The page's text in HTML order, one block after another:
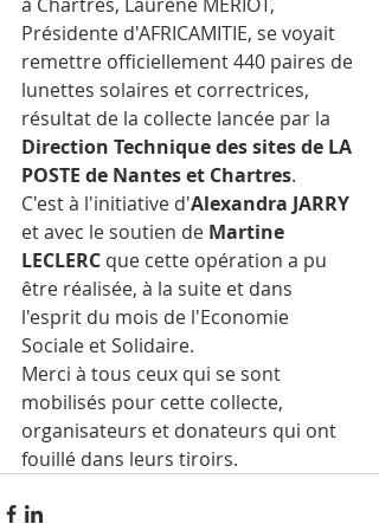
Présidente d'AFRICAMITIE, se voyait
remettre officiellement 440 paires de
lunettes solaires et correctrices,
résultat de la collecte lancée par la
Direction Technique des sites de LA
POSTE de Nantes et Chartres.
C'est à l'initiative d'Alexandra JARRY
et avec le soutien de Martine
LECLERC que cette opération a pu
être réalisée, à la suite et dans
l'esprit du mois de l'Economie
Sociale et Solidaire.
Merci à tous ceux qui se sont
mobilisés pour cette collecte,
organisateurs et donateurs qui ont
fouillé dans leurs tiroirs.